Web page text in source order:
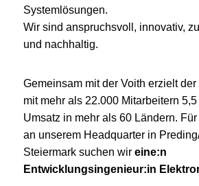
Systemlösungen.
Wir sind anspruchsvoll, innovativ,
und nachhaltig.
Gemeinsam mit der Voith erzielt
mit mehr als 22.000 Mitarbeitern
Umsatz in mehr als 60 Ländern.
an unserem Headquarter in
Steiermark suchen wir eine:n
Entwicklungsingenieur:in